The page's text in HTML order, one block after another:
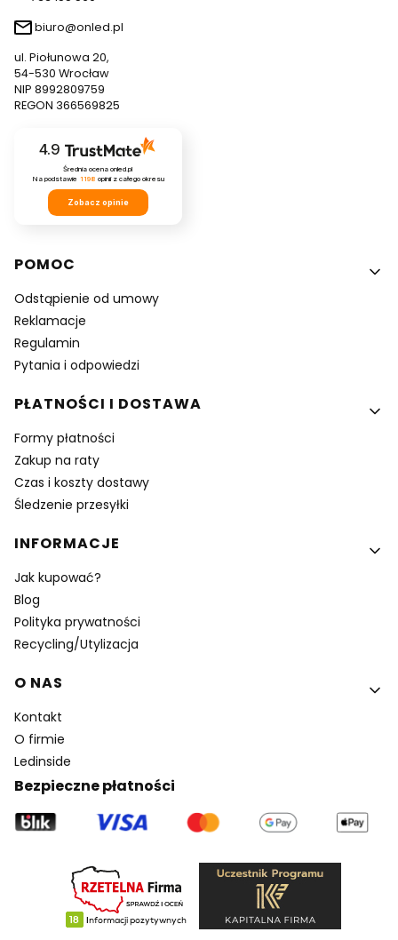
biuro@onled.pl
ul. Piołunowa 20,
54-530 Wrocław
NIP 8992809759
REGON 366569825
4.9
Średnia ocena onled.pl
Na podstawie 1198 opinii z całego okresu
Zobacz opinie
Linki w stopce
POMOC
Odstąpienie od umowy
Reklamacje
Regulamin
Pytania i odpowiedzi
PŁATNOŚCI I DOSTAWA
Formy płatności
Zakup na raty
Czas i koszty dostawy
Śledzenie przesyłki
INFORMACJE
Jak kupować?
Blog
Polityka prywatności
Recycling/Utylizacja
O NAS
Kontakt
O firmie
Ledinside
Bezpieczne płatności